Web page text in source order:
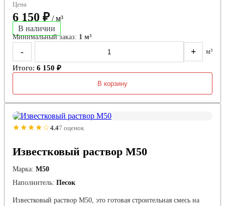
Цена
6 150 ₽ / м³
В наличии
Минимальный заказ: 1 м³
- + м³
Итого: 6 150 ₽
В корзину
★★★★☆4.47 оценок
Известковый раствор М50
Марка: М50
Наполнитель: Песок
Известковый раствор М50, это готовая строительная смесь на